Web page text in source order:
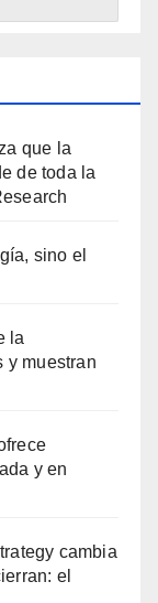
que la
de toda la
sino el
la
y muestran
y en
cambia
el